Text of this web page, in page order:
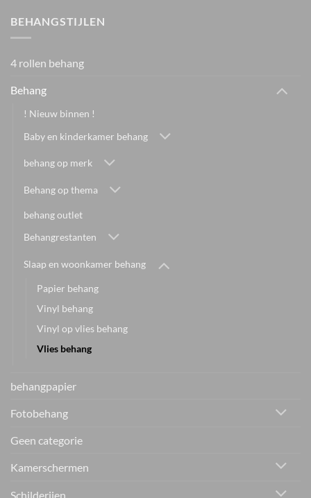
BEHANGSTIJLEN
4 rollen behang
Behang
! Nieuw binnen !
Baby en kinderkamer behang
behang op merk
Behang op thema
behang outlet
Behangrestanten
Slaap en woonkamer behang
Papier behang
Vinyl behang
Vinyl op vlies behang
Vlies behang
behangpapier
Fotobehang
Geen categorie
Kamerschermen
Schilderijen